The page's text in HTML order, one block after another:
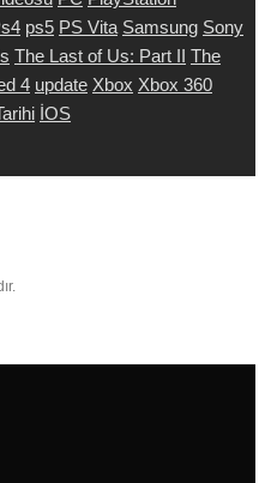
ps5 PS Vita Samsung Sony
The Last of Us: Part II The
4 update Xbox Xbox 360
İOS